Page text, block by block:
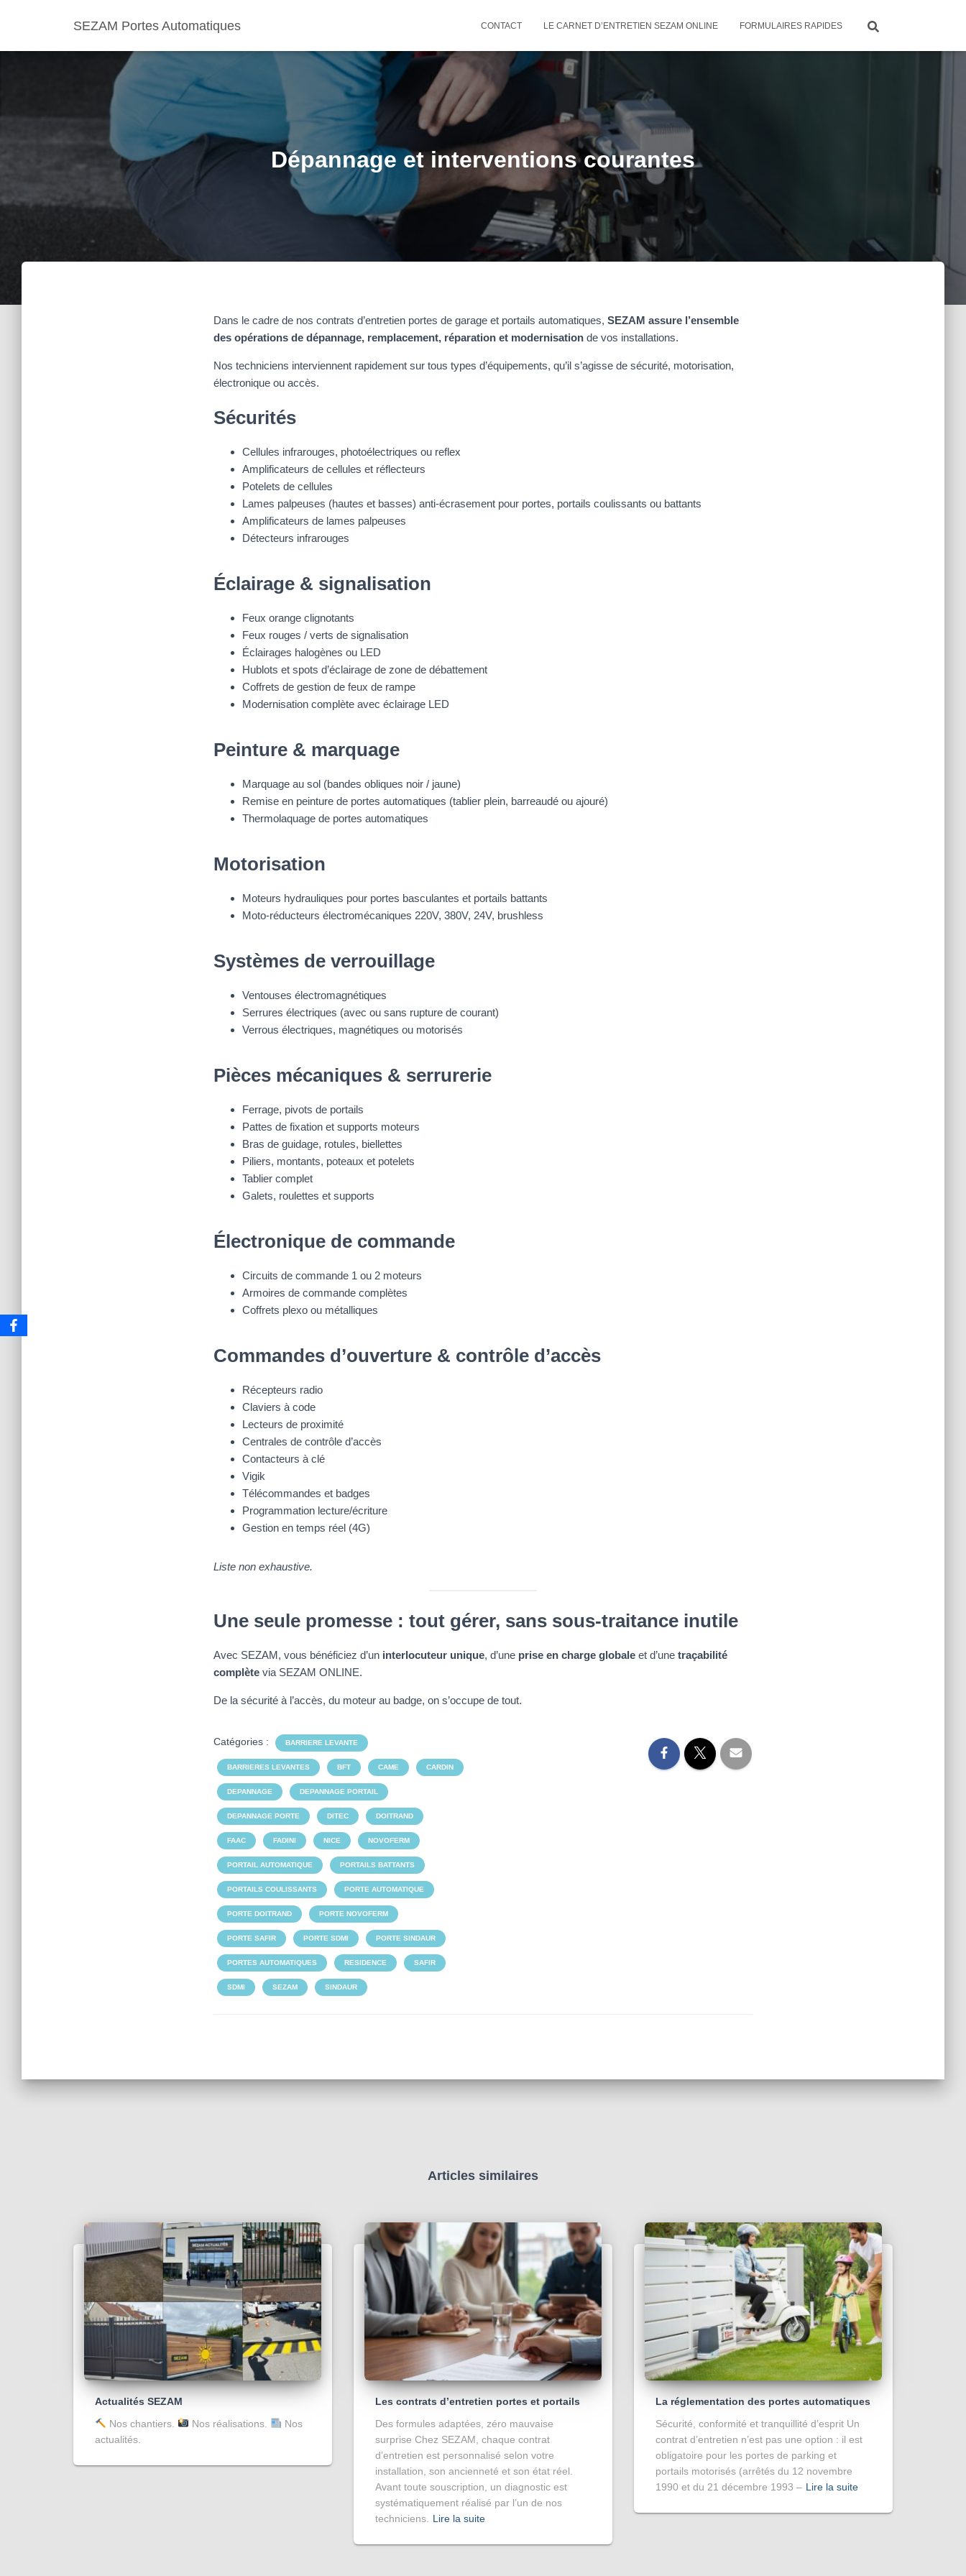
SEZAM Portes Automatiques CONTACT LE CARNET D’ENTRETIEN SEZAM ONLINE FORMULAIRES RAPIDES
Dépannage et interventions courantes
Dans le cadre de nos contrats d’entretien portes de garage et portails automatiques, SEZAM assure l’ensemble
des opérations de dépannage, remplacement, réparation et modernisation de vos installations.
Nos techniciens interviennent rapidement sur tous types d’équipements, qu’il s’agisse de sécurité, motorisation,
électronique ou accès.
Sécurités
Cellules infrarouges, photoélectriques ou reflex
Amplificateurs de cellules et réflecteurs
Potelets de cellules
Lames palpeuses (hautes et basses) anti-écrasement pour portes, portails coulissants ou battants
Amplificateurs de lames palpeuses
Détecteurs infrarouges
Éclairage & signalisation
Feux orange clignotants
Feux rouges / verts de signalisation
Éclairages halogènes ou LED
Hublots et spots d’éclairage de zone de débattement
Coffrets de gestion de feux de rampe
Modernisation complète avec éclairage LED
Peinture & marquage
Marquage au sol (bandes obliques noir / jaune)
Remise en peinture de portes automatiques (tablier plein, barreaudé ou ajouré)
Thermolaquage de portes automatiques
Motorisation
Moteurs hydrauliques pour portes basculantes et portails battants
Moto-réducteurs électromécaniques 220V, 380V, 24V, brushless
Systèmes de verrouillage
Ventouses électromagnétiques
Serrures électriques (avec ou sans rupture de courant)
Verrous électriques, magnétiques ou motorisés
Pièces mécaniques & serrurerie
Ferrage, pivots de portails
Pattes de fixation et supports moteurs
Bras de guidage, rotules, biellettes
Piliers, montants, poteaux et potelets
Tablier complet
Galets, roulettes et supports
Électronique de commande
Circuits de commande 1 ou 2 moteurs
Armoires de commande complètes
Coffrets plexo ou métalliques
Commandes d’ouverture & contrôle d’accès
Récepteurs radio
Claviers à code
Lecteurs de proximité
Centrales de contrôle d’accès
Contacteurs à clé
Vigik
Télécommandes et badges
Programmation lecture/écriture
Gestion en temps réel (4G)
Liste non exhaustive.
Une seule promesse : tout gérer, sans sous-traitance inutile
Avec SEZAM, vous bénéficiez d’un interlocuteur unique, d’une prise en charge globale et d’une traçabilité
complète via SEZAM ONLINE.
De la sécurité à l’accès, du moteur au badge, on s’occupe de tout.
Catégories : BARRIERE LEVANTE
BARRIERES LEVANTES BFT CAME CARDIN
DEPANNAGE DEPANNAGE PORTAIL
DEPANNAGE PORTE DITEC DOITRAND
FAAC FADINI NICE NOVOFERM
PORTAIL AUTOMATIQUE PORTAILS BATTANTS
PORTAILS COULISSANTS PORTE AUTOMATIQUE
PORTE DOITRAND PORTE NOVOFERM
PORTE SAFIR PORTE SDMI PORTE SINDAUR
PORTES AUTOMATIQUES RESIDENCE SAFIR
SDMI SEZAM SINDAUR
Articles similaires
Actualités SEZAM
Nos chantiers.
Nos réalisations.
Nos
actualités.
Les contrats d’entretien portes et portails
Des formules adaptées, zéro mauvaise
surprise Chez SEZAM, chaque contrat
d’entretien est personnalisé selon votre
installation, son ancienneté et son état réel.
Avant toute souscription, un diagnostic est
systématiquement réalisé par l’un de nos
techniciens.
Lire la suite
La réglementation des portes automatiques
Sécurité, conformité et tranquillité d’esprit Un
contrat d’entretien n’est pas une option : il est
obligatoire pour les portes de parking et
portails motorisés (arrêtés du 12 novembre
1990 et du 21 décembre 1993 – Lire la suite